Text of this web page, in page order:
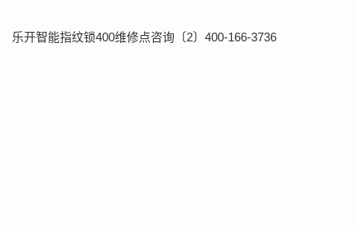
乐开智能指纹锁400维修点咨询〔2〕400-166-3736